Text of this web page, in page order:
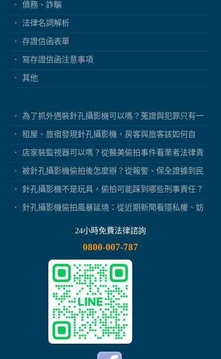
債務、詐騙
法律名詞解析
存證信函表單
寫存證信函注意事項
其他
為了抓外遇裝針孔攝影機可以嗎？蒐證與犯罪只有一
租屋、旅宿發現針孔攝影機，房客與旅客該如何自
店家裝監視器可以嗎？從醫美偷拍事件看業者法律責
被針孔攝影機偷拍後怎麼辦？從報警、保全證據到民
針孔攝影機不是玩具，偷拍可能踩到哪些刑事責任？
針孔攝影機偷拍風暴延燒：從近期新聞看隱私權、妨
24小時免費法律諮詢
0800-007-787